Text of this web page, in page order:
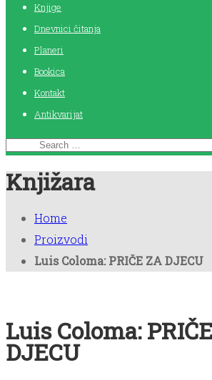
Knjige
Dnevnici čitanja
Planeri
Bookica
Kontakt
Antikvarijat
Knjižara
Home
Proizvodi
Luis Coloma: PRIČE ZA DJECU
Luis Coloma:
DJECU